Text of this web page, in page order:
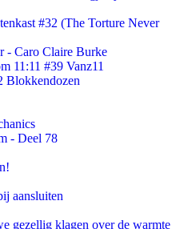
#32 (The Torture Never
- Caro Claire Burke
11:11 #39 Vanz11
Blokkendozen
- Deel 78
aansluiten
gezellig klagen over de warmte